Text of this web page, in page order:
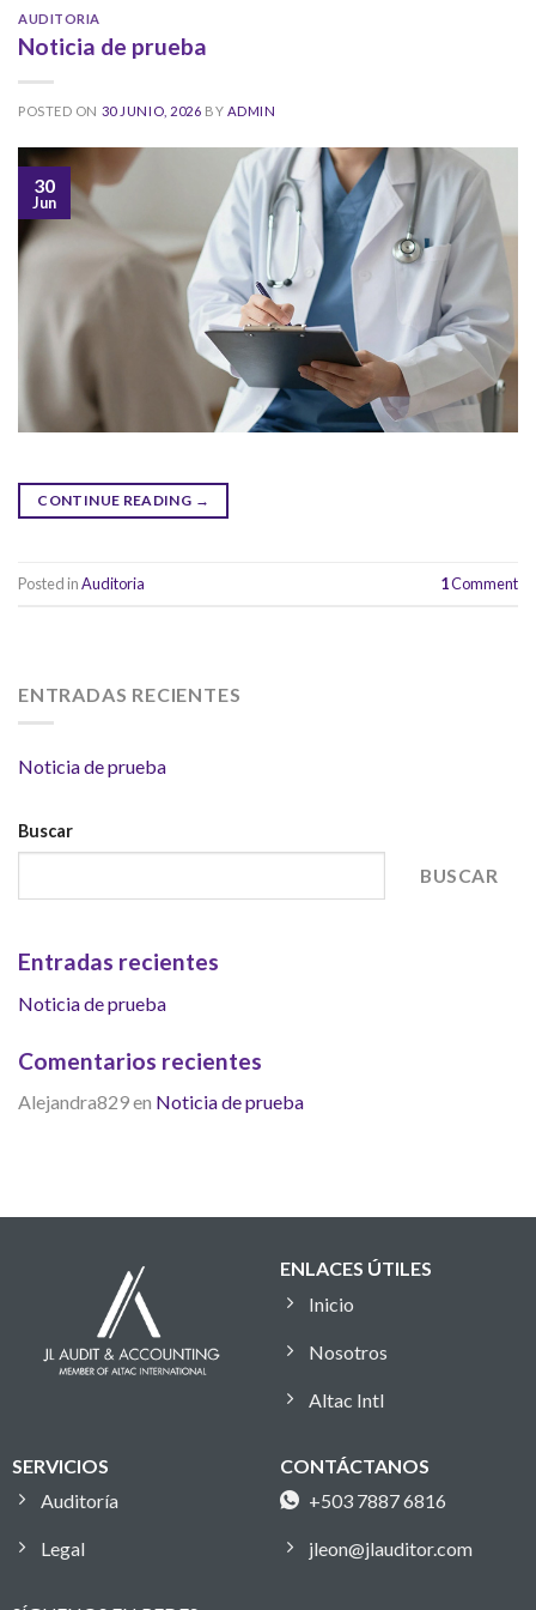
ENTRADAS RECIENTES
Noticia de prueba
Buscar
BUSCAR
Entradas recientes
Noticia de prueba
Comentarios recientes
Alejandra829en Noticia de prueba
AUDITORIA
Noticia de prueba
POSTED ON 30 JUNIO, 2026 BY ADMIN
30
Jun
CONTINUE READING →
Posted inAuditoria 1Comment
ENLACES ÚTILES
Inicio
Nosotros
Altac Intl
SERVICIOS
Auditoría
Legal
CONTÁCTANOS
+503 7887 6816
jleon@jlauditor.com